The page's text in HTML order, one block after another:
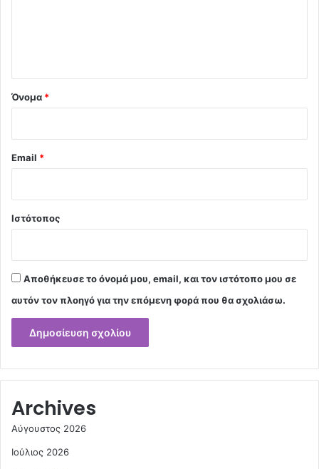
Όνομα *
Email *
Ιστότοπος
Αποθήκευσε το όνομά μου, email, και τον ιστότοπο μου σε
αυτόν τον πλοηγό για την επόμενη φορά που θα σχολιάσω.
Archives
Αύγουστος 2026
Ιούλιος 2026